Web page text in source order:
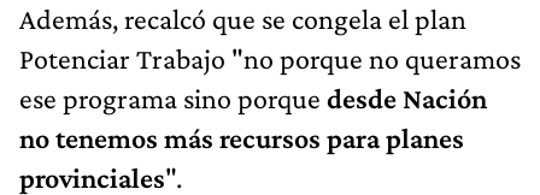
Además, recalcó que se congela el plan
Potenciar Trabajo "no porque no queramos
ese programa sino porque desde Nación
no tenemos más recursos para planes
provinciales".